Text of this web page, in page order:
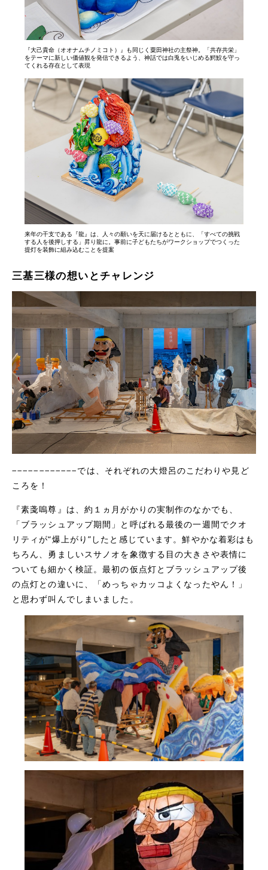
『大己貴命（オオナムチノミコト）』も同じく粟田神社の主祭神。「共存共栄」
をテーマに新しい価値観を発信できるよう、神話では白兎をいじめる鰐鮫を守っ
てくれる存在として表現
来年の干支である『龍』は、人々の願いを天に届けるとともに、「すべての挑戦
する人を後押しする」昇り龍に。事前に子どもたちがワークショップでつくった
提灯を装飾に組み込むことを提案
三基三様の想いとチャレンジ
−−−−−−−−−−−−では、それぞれの大燈呂のこだわりや見ど
ころを！
『素戔嗚尊』は、約１ヵ月がかりの実制作のなかでも、
「ブラッシュアップ期間」と呼ばれる最後の一週間でクオ
リティが“爆上がり”したと感じています。鮮やかな着彩はも
ちろん、勇ましいスサノオを象徴する目の大きさや表情に
ついても細かく検証。最初の仮点灯とブラッシュアップ後
の点灯との違いに、「めっちゃカッコよくなったやん！」
と思わず叫んでしまいました。